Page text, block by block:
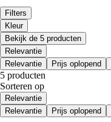
Filters
Kleur
Bekijk de 5 producten
Relevantie
Relevantie
Prijs oplopend
5 producten
Sorteren op
Relevantie
Relevantie
Prijs oplopend